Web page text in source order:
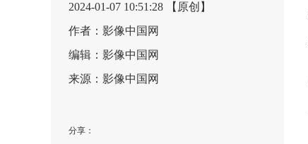
2024-01-07 10:51:28 【原创】
作者：影像中国网
编辑：影像中国网
来源：影像中国网
分享：